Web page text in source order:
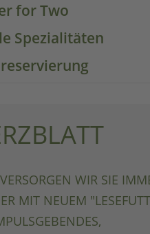
for Two
Spezialitäten
WIR SIE
MIT NEUEM